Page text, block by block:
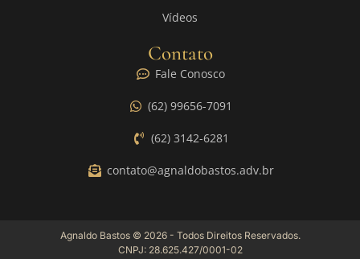
Vídeos
Contato
Fale Conosco
(62) 99656-7091
(62) 3142-6281
contato@agnaldobastos.adv.br
Agnaldo Bastos © 2026 - Todos Direitos Reservados.
CNPJ: 28.625.427/0001-02